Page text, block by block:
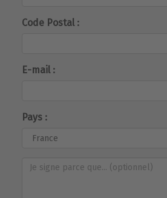
Code Postal :
E-mail :
Pays :